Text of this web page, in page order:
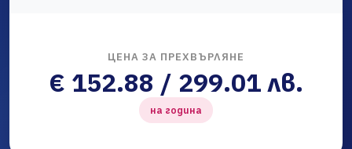
ЦЕНА ЗА ПРЕХВЪРЛЯНЕ
€ 152.88 / 299.01 лв.
на година